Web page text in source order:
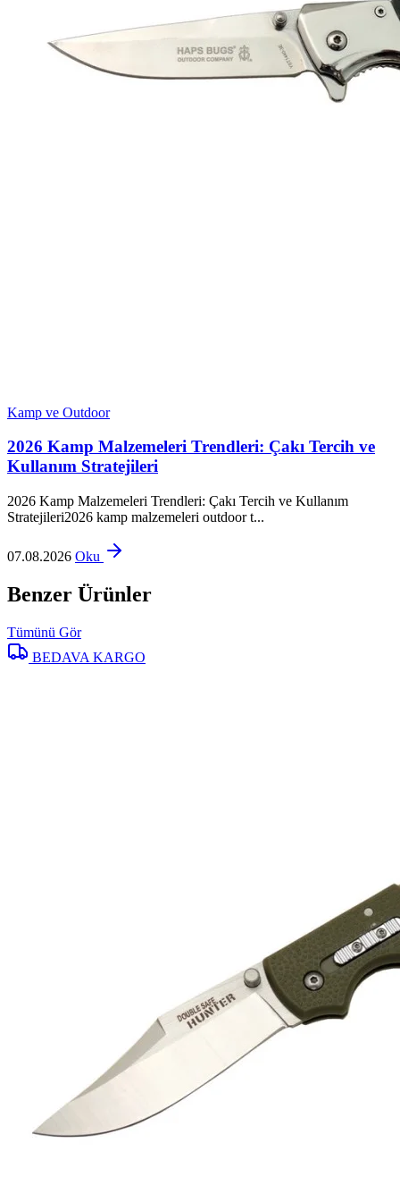
Kamp ve Outdoor
2026 Kamp Malzemeleri Trendleri: Çakı Tercih ve
Kullanım Stratejileri
2026 Kamp Malzemeleri Trendleri: Çakı Tercih ve Kullanım
Stratejileri2026 kamp malzemeleri outdoor t...
07.08.2026 Oku
Benzer Ürünler
Tümünü Gör
BEDAVA KARGO